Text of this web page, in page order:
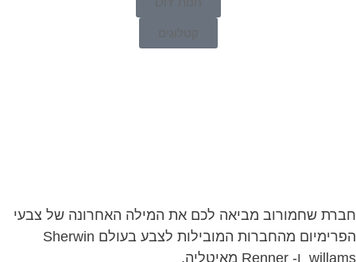
קטלוגים
חברת שחמורוב מביאה לכם את המילה האחרונה של צבעי
הפרימיום מהחברות המובילות לצבע בעולם Sherwin
willams ו- Renner מאיטליה.